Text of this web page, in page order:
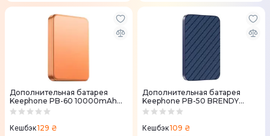
Дополнительная батарея
Keephone PB-60 10000mAh
Orange Titanium
Кешбэк129 ₴
Дополнительная батарея
Keephone PB-50 BRENDY
5000mAh Starry Blue
Кешбэк109 ₴